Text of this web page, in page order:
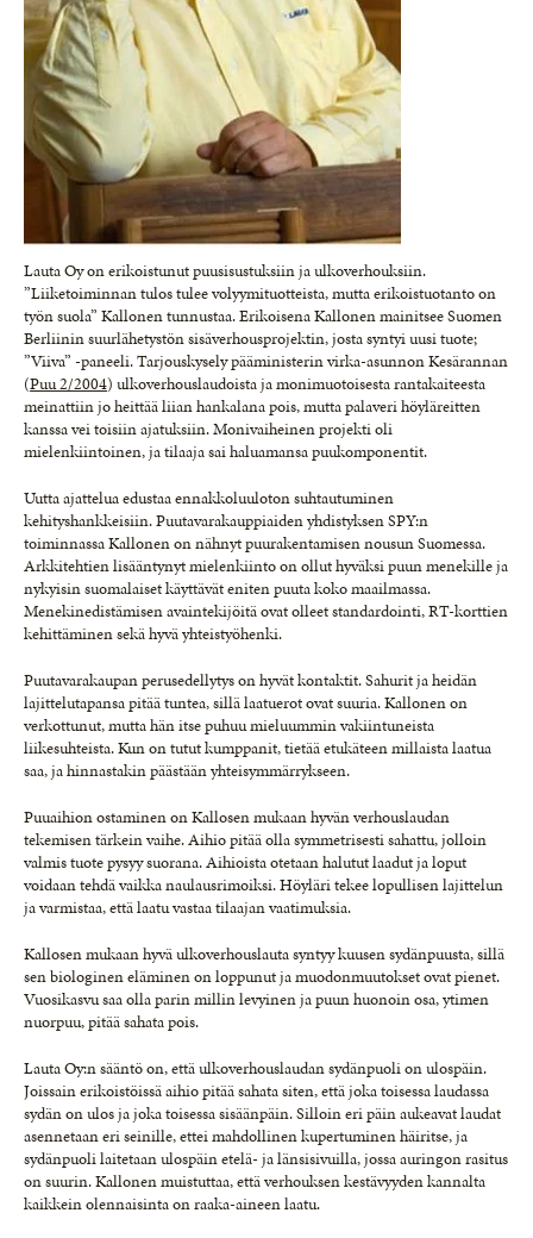
Lauta Oy on erikoistunut puusisustuksiin ja ulkoverhouksiin.
”Liiketoiminnan tulos tulee volyymituotteista, mutta erikoistuotanto on
työn suola” Kallonen tunnustaa. Erikoisena Kallonen mainitsee Suomen
Berliinin suurlähetystön sisäverhousprojektin, josta syntyi uusi tuote;
”Viiva” -paneeli. Tarjouskysely pääministerin virka-asunnon Kesärannan
(Puu 2/2004) ulkoverhouslaudoista ja monimuotoisesta rantakaiteesta
meinattiin jo heittää liian hankalana pois, mutta palaveri höyläreitten
kanssa vei toisiin ajatuksiin. Monivaiheinen projekti oli
mielenkiintoinen, ja tilaaja sai haluamansa puukomponentit.
Uutta ajattelua edustaa ennakkoluuloton suhtautuminen
kehityshankkeisiin. Puutavarakauppiaiden yhdistyksen SPY:n
toiminnassa Kallonen on nähnyt puurakentamisen nousun Suomessa.
Arkkitehtien lisääntynyt mielenkiinto on ollut hyväksi puun menekille ja
nykyisin suomalaiset käyttävät eniten puuta koko maailmassa.
Menekinedistämisen avaintekijöitä ovat olleet standardointi, RT-korttien
kehittäminen sekä hyvä yhteistyöhenki.
Puutavarakaupan perusedellytys on hyvät kontaktit. Sahurit ja heidän
lajittelutapansa pitää tuntea, sillä laatuerot ovat suuria. Kallonen on
verkottunut, mutta hän itse puhuu mieluummin vakiintuneista
liikesuhteista. Kun on tutut kumppanit, tietää etukäteen millaista laatua
saa, ja hinnastakin päästään yhteisymmärrykseen.
Puuaihion ostaminen on Kallosen mukaan hyvän verhouslaudan
tekemisen tärkein vaihe. Aihio pitää olla symmetrisesti sahattu, jolloin
valmis tuote pysyy suorana. Aihioista otetaan halutut laadut ja loput
voidaan tehdä vaikka naulausrimoiksi. Höyläri tekee lopullisen lajittelun
ja varmistaa, että laatu vastaa tilaajan vaatimuksia.
Kallosen mukaan hyvä ulkoverhouslauta syntyy kuusen sydänpuusta, sillä
sen biologinen eläminen on loppunut ja muodonmuutokset ovat pienet.
Vuosikasvu saa olla parin millin levyinen ja puun huonoin osa, ytimen
nuorpuu, pitää sahata pois.
Lauta Oy:n sääntö on, että ulkoverhouslaudan sydänpuoli on ulospäin.
Joissain erikoistöissä aihio pitää sahata siten, että joka toisessa laudassa
sydän on ulos ja joka toisessa sisäänpäin. Silloin eri päin aukeavat laudat
asennetaan eri seinille, ettei mahdollinen kupertuminen häiritse, ja
sydänpuoli laitetaan ulospäin etelä- ja länsisivuilla, jossa auringon rasitus
on suurin. Kallonen muistuttaa, että verhouksen kestävyyden kannalta
kaikkein olennaisinta on raaka-aineen laatu.